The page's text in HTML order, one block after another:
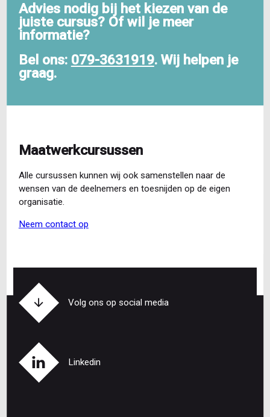
Advies nodig bij het kiezen van de
juiste cursus? Of wil je meer
informatie?
Bel ons: 079-3631919. Wij helpen je
graag.
Maatwerkcursussen
Alle cursussen kunnen wij ook samenstellen naar de
wensen van de deelnemers en toesnijden op de eigen
organisatie.
Neem contact op
Volg ons op social media
Linkedin